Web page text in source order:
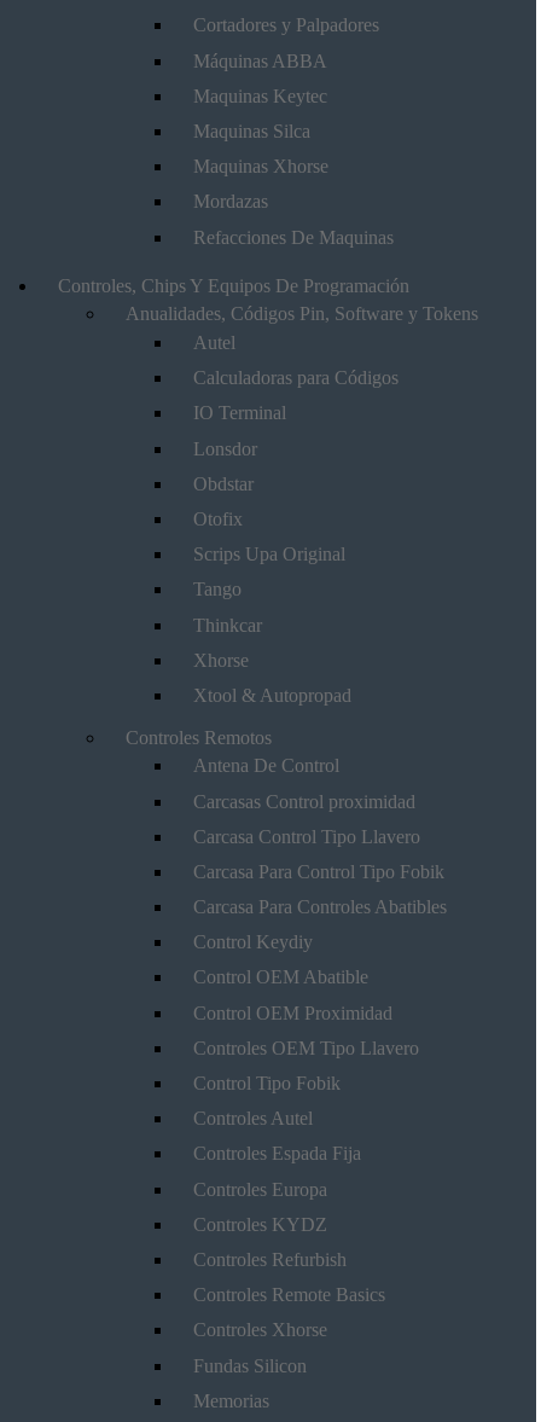
Cortadores y Palpadores
Máquinas ABBA
Maquinas Keytec
Maquinas Silca
Maquinas Xhorse
Mordazas
Refacciones De Maquinas
Controles, Chips Y Equipos De Programación
Anualidades, Códigos Pin, Software y Tokens
Autel
Calculadoras para Códigos
IO Terminal
Lonsdor
Obdstar
Otofix
Scrips Upa Original
Tango
Thinkcar
Xhorse
Xtool & Autopropad
Controles Remotos
Antena De Control
Carcasas Control proximidad
Carcasa Control Tipo Llavero
Carcasa Para Control Tipo Fobik
Carcasa Para Controles Abatibles
Control Keydiy
Control OEM Abatible
Control OEM Proximidad
Controles OEM Tipo Llavero
Control Tipo Fobik
Controles Autel
Controles Espada Fija
Controles Europa
Controles KYDZ
Controles Refurbish
Controles Remote Basics
Controles Xhorse
Fundas Silicon
Memorias